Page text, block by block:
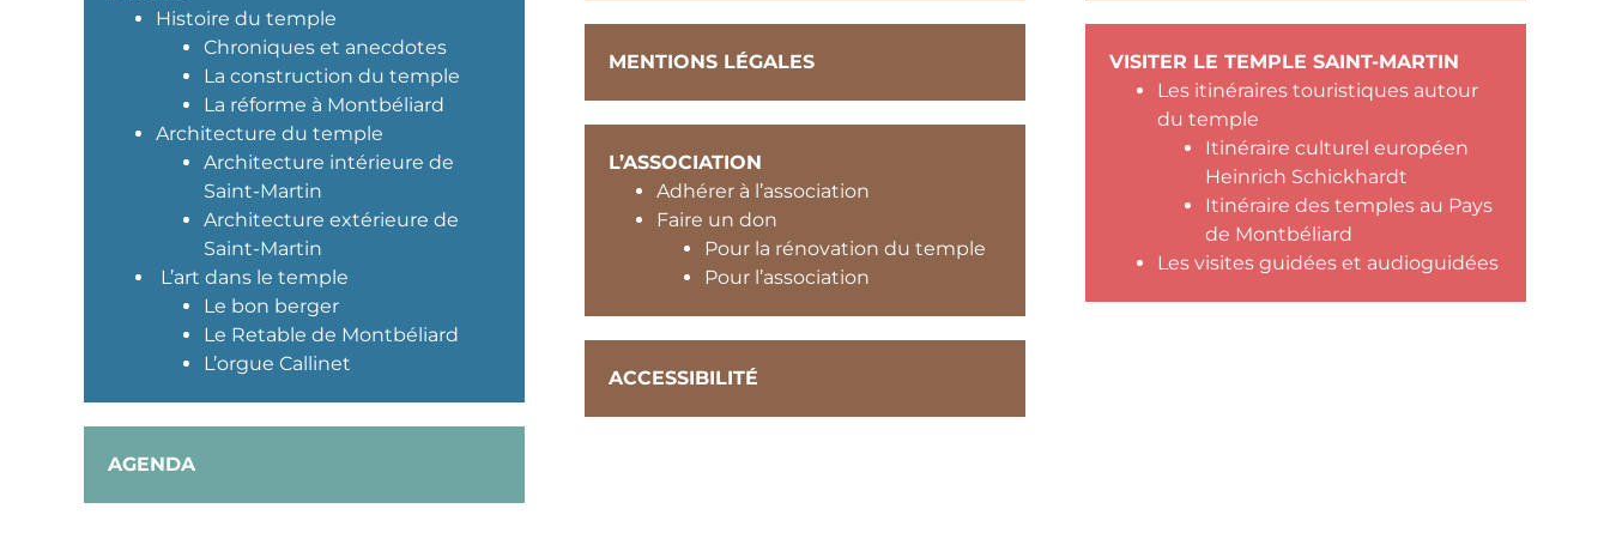
Histoire du temple
Chroniques et anecdotes
La construction du temple
La réforme à Montbéliard
Architecture du temple
Architecture intérieure de
Saint-Martin
Architecture extérieure de
Saint-Martin
L’art dans le temple
Le bon berger
Le Retable de Montbéliard
L’orgue Callinet
AGENDA
MENTIONS LÉGALES
L’ASSOCIATION
Adhérer à l’association
Faire un don
Pour la rénovation du temple
Pour l’association
ACCESSIBILITÉ
VISITER LE TEMPLE SAINT-MARTIN
Les itinéraires touristiques autour
du temple
Itinéraire culturel européen
Heinrich Schickhardt
Itinéraire des temples au Pays
de Montbéliard
Les visites guidées et audioguidées